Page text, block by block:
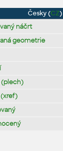
Česky (CZ)
náčrt
geometrie
(plech)